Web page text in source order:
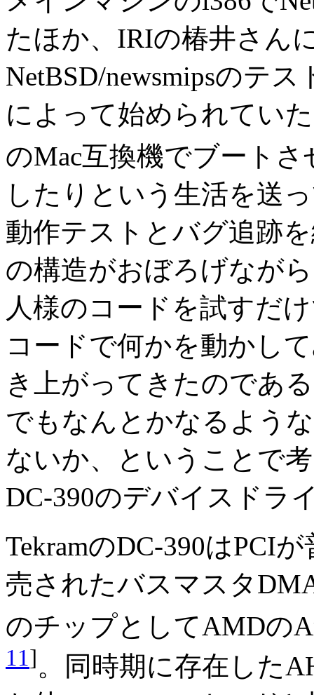
たほか、IRIの椿井さん
NetBSD/newsmipsのテ
によって始められてい
のMac互換機でブート
したりという生活を送
動作テストとバグ追跡
の構造がおぼろげなが
人様のコードを試すだ
コードで何かを動かし
き上がってきたのであ
でもなんとかなるよう
ないか、ということで
DC-390のデバイスドラ
TekramのDC-390はPCI
売されたバスマスタ
のチップとしてAMDの
11]。同時期に存在した